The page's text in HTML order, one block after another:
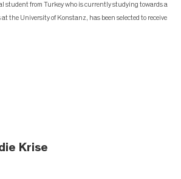
student from Turkey who is currently studying towards a
at the University of Konstanz, has been selected to receive
Krise